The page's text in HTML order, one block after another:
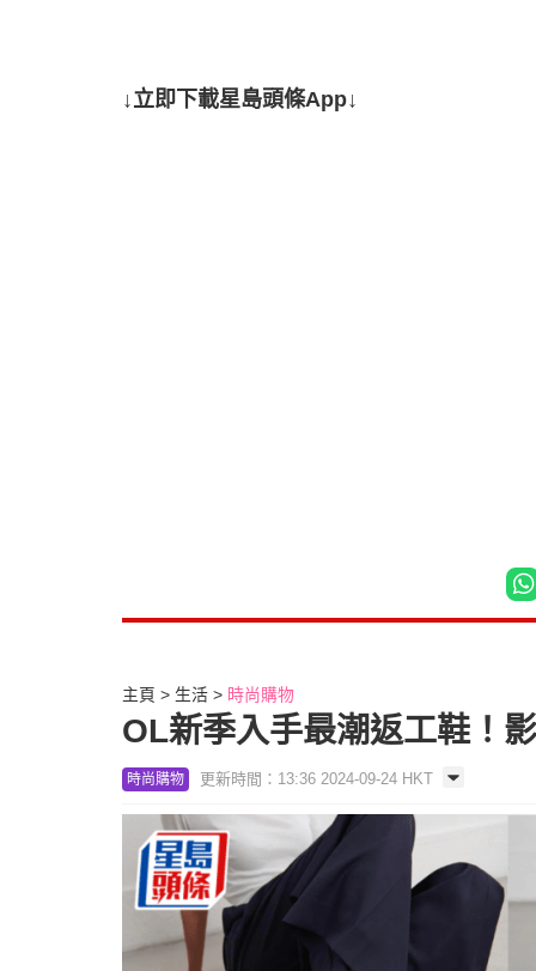
↓立即下載星島頭條App↓
主頁 生活 時尚購物
OL新季入手最潮返工鞋！
時尚購物 更新時間：13:36 2024-09-24 HKT